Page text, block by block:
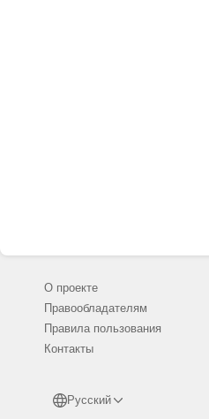
О проекте
Правообладателям
Правила пользования
Контакты
Русский